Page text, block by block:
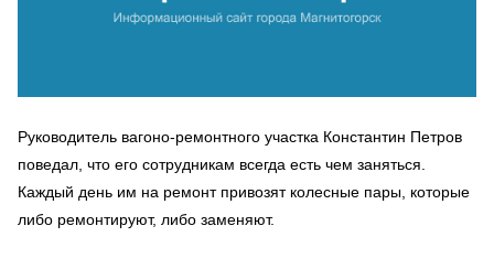
Руководитель вагоно-ремонтного участка Константин Петров
поведал, что его сотрудникам всегда есть чем заняться.
Каждый день им на ремонт привозят колесные пары, которые
либо ремонтируют, либо заменяют.